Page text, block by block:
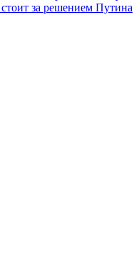
за решением Путина